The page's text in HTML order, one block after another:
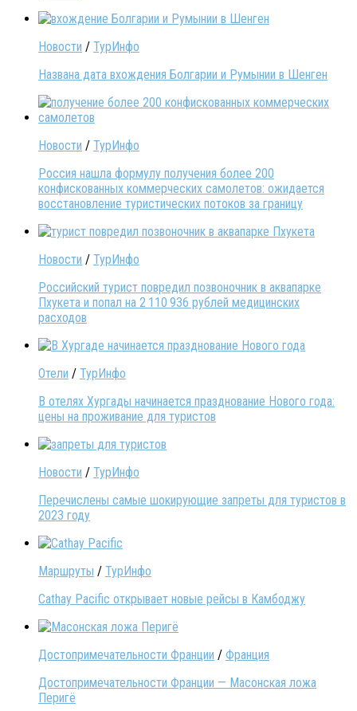
Новости / ТурИнфо
Названа дата вхождения Болгарии и Румынии в Шенген
Новости / ТурИнфо
Россия нашла формулу получения более 200
конфискованных коммерческих самолетов: ожидается
восстановление туристических потоков за границу
Новости / ТурИнфо
Российский турист повредил позвоночник в аквапарке
Пхукета и попал на 2 110 936 рублей медицинских
расходов
Отели / ТурИнфо
В отелях Хургады начинается празднование Нового года:
цены на проживание для туристов
Новости / ТурИнфо
Перечислены самые шокирующие запреты для туристов в
2023 году
Маршруты / ТурИнфо
Cathay Pacific открывает новые рейсы в Камбоджу
Достопримечательности Франции / Франция
Достопримечательности Франции — Масонская ложа
Перигё